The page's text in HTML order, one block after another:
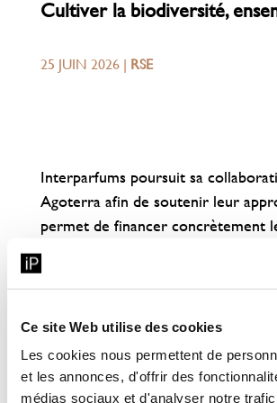
Ce site Web utilise des cookies
Les cookies nous permettent de
et les annonces, d'offrir des
médias sociaux et d'analyser notre
Cultiver la biodiversité,
25 JUIN 2026| RSE
Interparfums poursuit sa
Agoterra afin de soutenir leur
permet de financer concrètement
des agriculteurs et agricultrices
pratiques favorables à la biodiversité.
des exploitations réalisée
leviers d’amélioration de la
influençant la santé des sols, la